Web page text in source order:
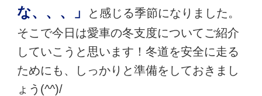
な、、、」
と感じる季節になりました。
そこで今日は愛車の冬支度についてご紹介
していこうと思います！冬道を安全に走る
ためにも、しっかりと準備をしておきまし
ょう(^^)/